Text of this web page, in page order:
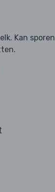
Kan sporen